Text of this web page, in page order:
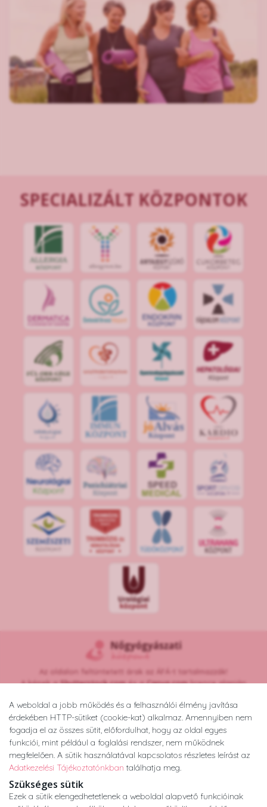
A weboldal a jobb működés és a felhasználói élmény javítása
érdekében HTTP-sütiket (cookie-kat) alkalmaz. Amennyiben nem
fogadja el az összes sütit, előfordulhat, hogy az oldal egyes
funkciói, mint például a foglalási rendszer, nem működnek
megfelelően. A sütik használatával kapcsolatos részletes leírást az
Adatkezelési Tájékoztatónkban találhatja meg.
Szükséges sütik
Ezek a sütik elengedhetetlenek a weboldal alapvető funkcióinak
SPECIALIZÁLT KÖZPONTOK
IMMUN
KÖZPONT
jóAlvás
Központ
SPOR
Az oldalon feltüntetett árak az ÁFÁ-t tartalmazzák!
A képek aShutterstock.comés aCanva.comlicence alapján
Copyright © 2026 •nogyogyaszatikozpont.hu
Minden jog fenntartva.
Developed byAppon&György Nándor
Adatkezelési tájékoztató